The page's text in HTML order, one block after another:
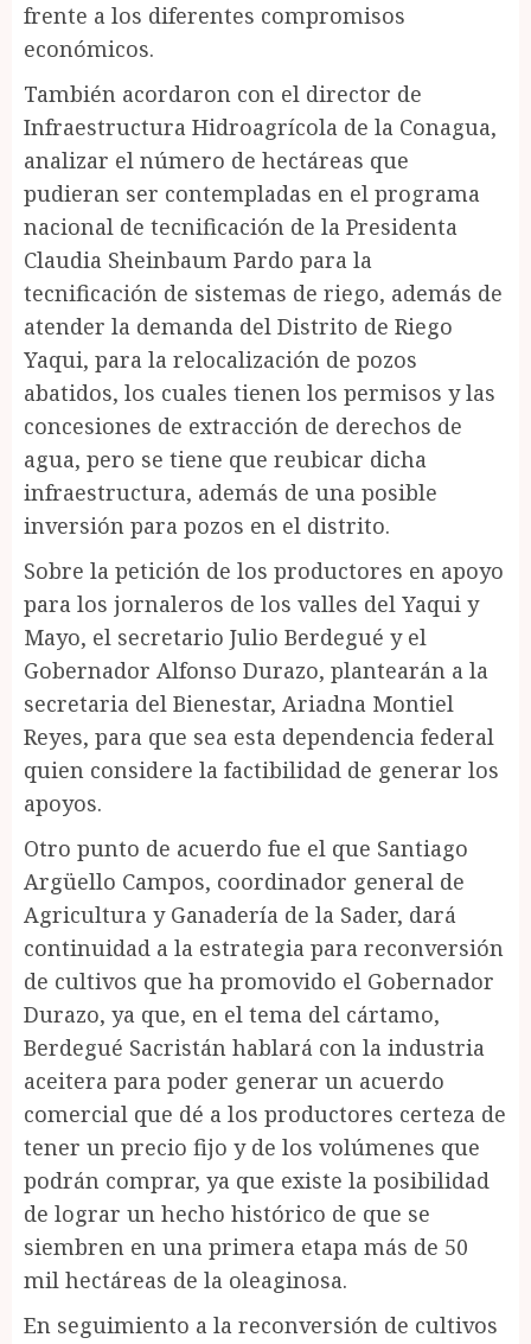
frente a los diferentes compromisos
económicos.
También acordaron con el director de
Infraestructura Hidroagrícola de la Conagua,
analizar el número de hectáreas que
pudieran ser contempladas en el programa
nacional de tecnificación de la Presidenta
Claudia Sheinbaum Pardo para la
tecnificación de sistemas de riego, además de
atender la demanda del Distrito de Riego
Yaqui, para la relocalización de pozos
abatidos, los cuales tienen los permisos y las
concesiones de extracción de derechos de
agua, pero se tiene que reubicar dicha
infraestructura, además de una posible
inversión para pozos en el distrito.
Sobre la petición de los productores en apoyo
para los jornaleros de los valles del Yaqui y
Mayo, el secretario Julio Berdegué y el
Gobernador Alfonso Durazo, plantearán a la
secretaria del Bienestar, Ariadna Montiel
Reyes, para que sea esta dependencia federal
quien considere la factibilidad de generar los
apoyos.
Otro punto de acuerdo fue el que Santiago
Argüello Campos, coordinador general de
Agricultura y Ganadería de la Sader, dará
continuidad a la estrategia para reconversión
de cultivos que ha promovido el Gobernador
Durazo, ya que, en el tema del cártamo,
Berdegué Sacristán hablará con la industria
aceitera para poder generar un acuerdo
comercial que dé a los productores certeza de
tener un precio fijo y de los volúmenes que
podrán comprar, ya que existe la posibilidad
de lograr un hecho histórico de que se
siembren en una primera etapa más de 50
mil hectáreas de la oleaginosa.
En seguimiento a la reconversión de cultivos